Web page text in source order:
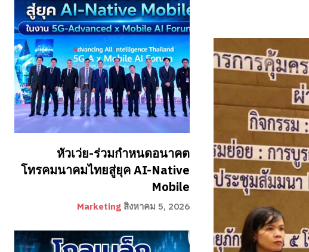
หัวเว่ย-ร่วมกำหนดอนาคต
โทรคมนาคมไทยสู่ยุค AI-Native
Mobile
Marketing สิงหาคม 5, 2026